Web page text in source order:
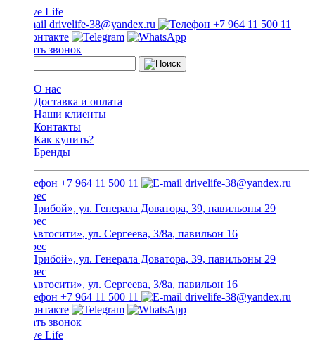
drivelife-38@yandex.ru +7 964 11 500 11
Заказать звонок
О нас
Доставка и оплата
Наши клиенты
Контакты
Как купить?
Бренды
+7 964 11 500 11 drivelife-38@yandex.ru
ТЦ «Прибой», ул. Генерала Доватора, 39, павильоны 29
ТЦ «Автосити», ул. Сергеева, 3/8а, павильон 16
ТЦ «Прибой», ул. Генерала Доватора, 39, павильоны 29
ТЦ «Автосити», ул. Сергеева, 3/8а, павильон 16
+7 964 11 500 11
drivelife-38@yandex.ru
Заказать звонок